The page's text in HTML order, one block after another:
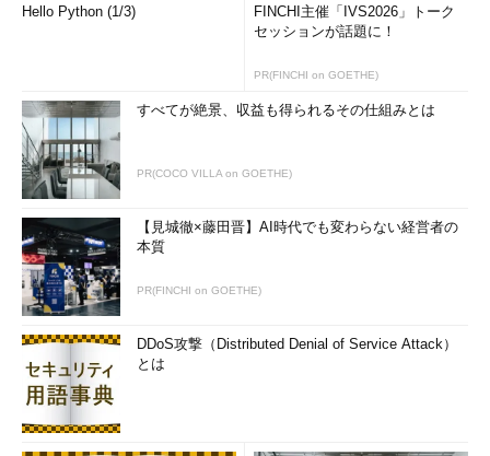
Hello Python (1/3)
FINCHI主催「IVS2026」トーク
セッションが話題に！
PR(FINCHI on GOETHE)
すべてが絶景、収益も得られるその仕組みとは
PR(COCO VILLA on GOETHE)
【見城徹×藤田晋】AI時代でも変わらない経営者の
本質
PR(FINCHI on GOETHE)
DDoS攻撃（Distributed Denial of Service Attack）
とは